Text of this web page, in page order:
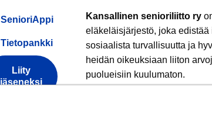
SenioriAppi
Tietopankki
Liity
jäseneksi
Kansallinen senioriliitto ry
eläkeläisjärjestö, joka
sosiaalista turvallisuutta ja
heidän oikeuksiaan liiton
puolueisiin kuulumaton.